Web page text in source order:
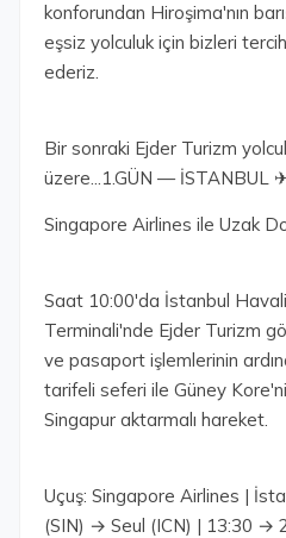
konforundan Hiroşima'nın
eşsiz yolculuk için bizleri
ederiz.
Bir sonraki Ejder Turizm
üzere...1.GÜN — İSTANBUL
Singapore Airlines ile Uzak
Saat 10:00'da İstanbul
Terminali'nde Ejder Turizm
ve pasaport işlemlerinin
tarifeli seferi ile Güney
Singapur aktarmalı hareket.
Uçuş: Singapore Airlines |
(SIN) → Seul (ICN) | 13:30 →